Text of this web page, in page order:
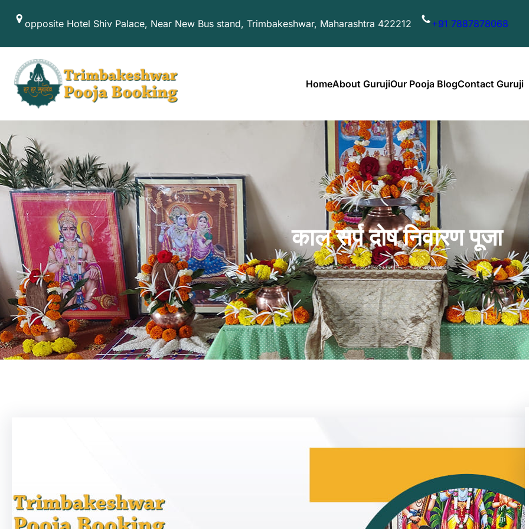
opposite Hotel Shiv Palace, Near New Bus stand, Trimbakeshwar, Maharashtra 422212 +91 7887878068
HomeAbout GurujiOur Pooja BlogContact Guruji
काल सर्प दोष निवारण पूजा